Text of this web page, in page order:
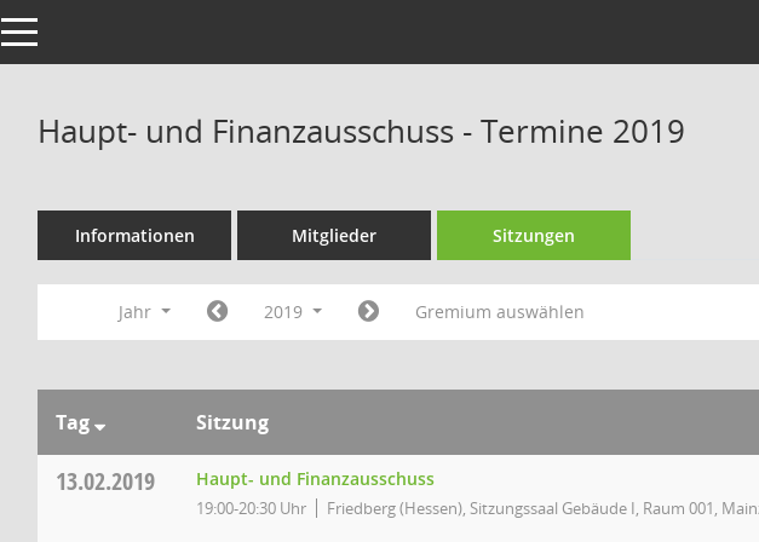
Toggle navigation
Haupt- und Finanzausschuss - Termine 2019
Informationen Mitglieder Sitzungen
Jahr 2019 Gremium auswählen
Tag Sitzung
13.02.2019 Haupt- und Finanzausschuss
19:00-20:30 Uhr Friedberg (Hessen), Sitzungssaal Gebäude I, Raum 001,